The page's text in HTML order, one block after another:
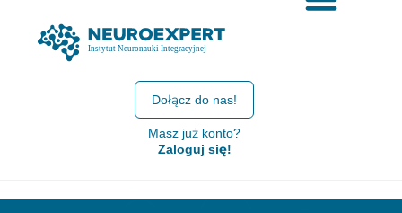
Dołącz do nas!
Masz już konto?
Zaloguj się!